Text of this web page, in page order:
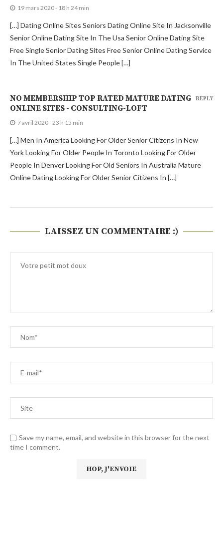
19 mars 2020 - 18 h 24 min
[…] Dating Online Sites Seniors Dating Online Site In Jacksonville
Senior Online Dating Site In The Usa Senior Online Dating Site
Free Single Senior Dating Sites Free Senior Online Dating Service
In The United States Single People […]
NO MEMBERSHIP TOP RATED MATURE DATING
ONLINE SITES - CONSULTING-LOFT
7 avril 2020 - 23 h 15 min
[…] Men In America Looking For Older Senior Citizens In New
York Looking For Older People In Toronto Looking For Older
People In Denver Looking For Old Seniors In Australia Mature
Online Dating Looking For Older Senior Citizens In […]
REPLY
LAISSEZ UN COMMENTAIRE :)
Save my name, email, and website in this browser for the next
time I comment.